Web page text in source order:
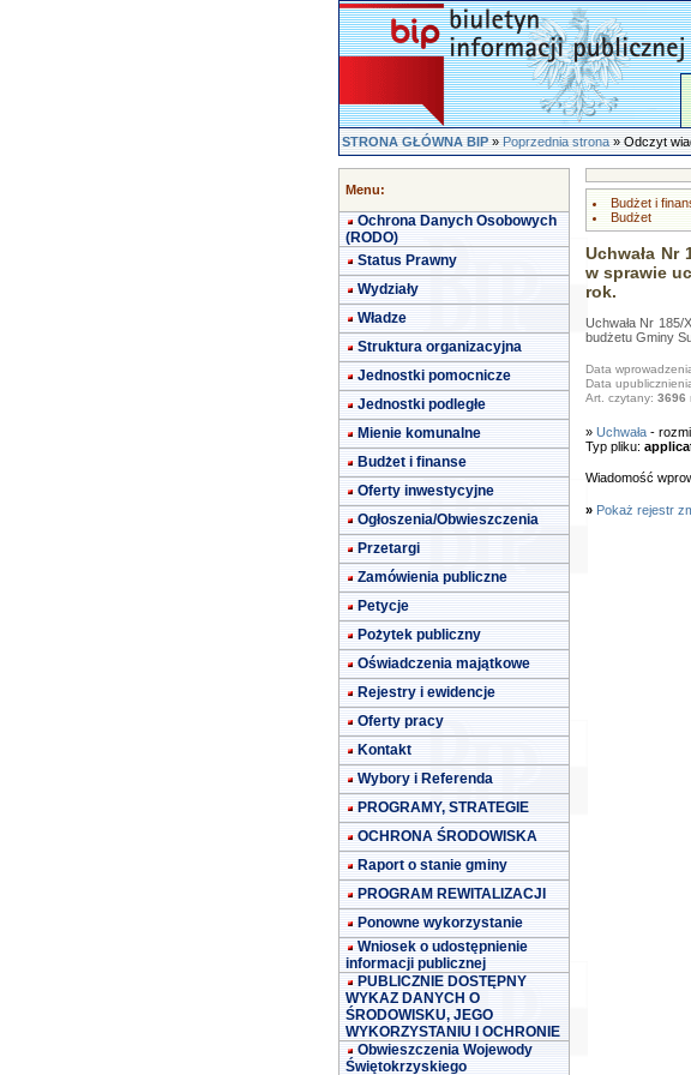
STRONA GŁÓWNA BIP»Poprzednia strona» Odczyt
Menu:
Ochrona Danych Osobowych
(RODO)
Status Prawny
Wydziały
Władze
Struktura organizacyjna
Jednostki pomocnicze
Jednostki podległe
Mienie komunalne
Budżet i finanse
Oferty inwestycyjne
Ogłoszenia/Obwieszczenia
Przetargi
Zamówienia publiczne
Petycje
Pożytek publiczny
Oświadczenia majątkowe
Rejestry i ewidencje
Oferty pracy
Kontakt
Wybory i Referenda
PROGRAMY, STRATEGIE
OCHRONA ŚRODOWISKA
Raport o stanie gminy
PROGRAM REWITALIZACJI
Ponowne wykorzystanie
Wniosek o udostępnienie
informacji publicznej
PUBLICZNIE DOSTĘPNY
WYKAZ DANYCH O
ŚRODOWISKU, JEGO
WYKORZYSTANIU I OCHRONIE
Obwieszczenia Wojewody
Świętokrzyskiego
Budżet i
Budżet
Uchwała Nr
w sprawie
rok.
Uchwała Nr
budżetu Gminy
Data
Data
Art. czytany: 3696
» Uchwała -
Typ pliku:
Wiadomość
» Pokaż rejestr